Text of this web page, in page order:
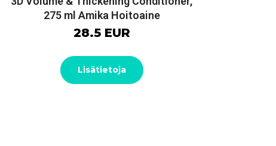
275 ml Amika Hoitoaine
28.5 EUR
Lisätietoja